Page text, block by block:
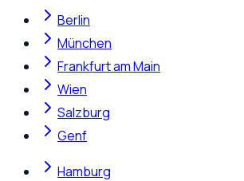
Berlin
München
Frankfurt am Main
Wien
Salzburg
Genf
Hamburg